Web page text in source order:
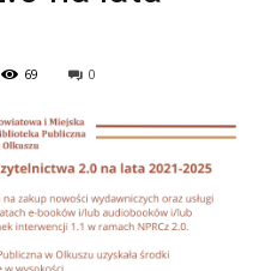
69 0